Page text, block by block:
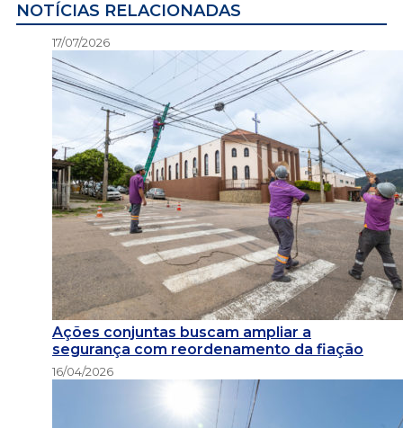
NOTÍCIAS RELACIONADAS
17/07/2026
Ações conjuntas buscam ampliar a
segurança com reordenamento da fiação
16/04/2026